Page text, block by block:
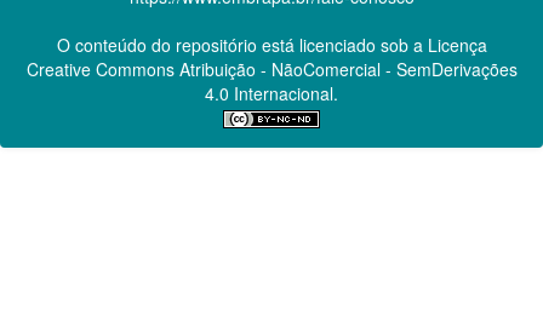
O conteúdo do repositório está licenciado sob a Licença
Creative CommonsAtribuição - NãoComercial - SemDerivações
4.0 Internacional.